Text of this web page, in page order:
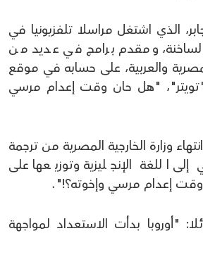
الذي اشتغل مراسلا تلفزيونيا في
ومقدم برامج في عديد من
والعربية، على حسابه في موقع
"تويتر"، "هل حان وقت إعدام مرسي
وزارة الخارجية المصرية من ترجمة
اللغة الإنجليزية وتوزيعها على
إعدام مرسي وإخوته؟!".
"أوروبا بدأت الاستعداد لمواجهة